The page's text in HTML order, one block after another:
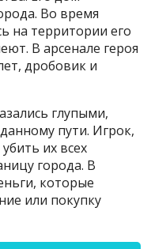
Во время
на территории его
В арсенале героя
дробовик и
глупыми,
пути. Игрок,
их всех
города. В
которые
или покупку